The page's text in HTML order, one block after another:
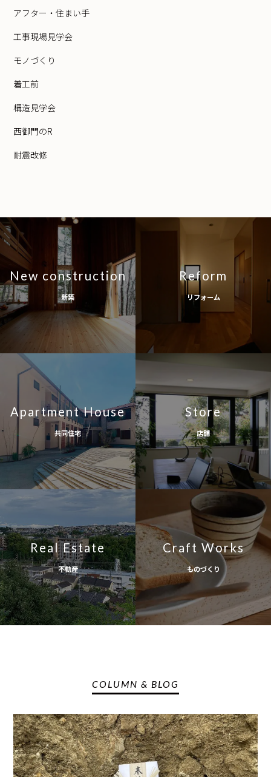
アフター・住まい手
工事現場見学会
モノづくり
着工前
構造見学会
西御門のR
耐震改修
New construction
新築
Reform
リフォーム
Apartment House
共同住宅
Store
店舗
Real Estate
不動産
Craft Works
ものづくり
COLUMN & BLOG